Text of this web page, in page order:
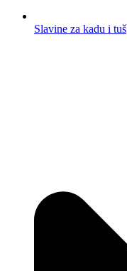
Slavine za kadu i tuš